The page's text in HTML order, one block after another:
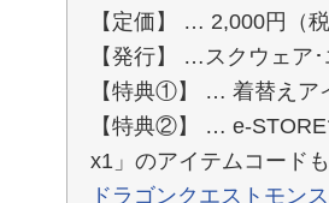
【定価】 … 2,000円（
【発行】 …スクウェア
【特典①】 … 着替えア
【特典②】 … e-
x1」のアイテムコード
ドラゴンクエストモン